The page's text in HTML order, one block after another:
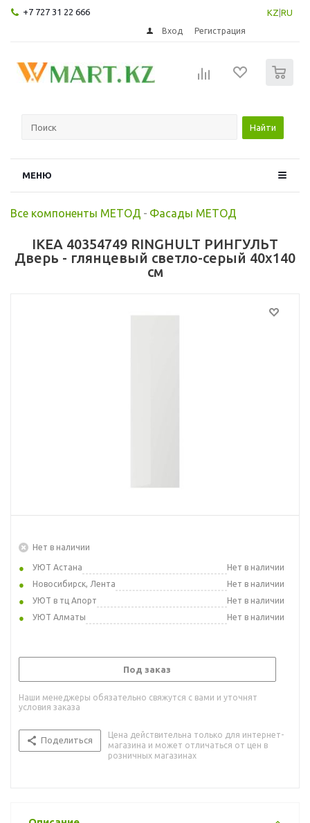
+7 727 31 22 666 KZ RU
Вход Регистрация
Найти
МЕНЮ
Все компоненты МЕТОД - Фасады МЕТОД
IKEA 40354749 RINGHULT РИНГУЛЬТ
Дверь - глянцевый светло-серый 40x140
см
Нет в наличии
УЮТ Астана
Нет в наличии
Новосибирск, Лента
Нет в наличии
УЮТ в тц Апорт
Нет в наличии
УЮТ Алматы
Нет в наличии
Под заказ
Наши менеджеры обязательно свяжутся с вами и уточнят
условия заказа
Поделиться
Цена действительна только для интернет-
магазина и может отличаться от цен в
розничных магазинах